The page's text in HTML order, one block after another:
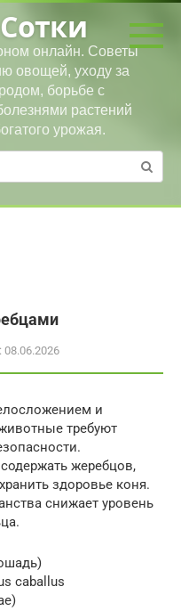
онлайн. Советы
овощей, уходу за
борьбе с
растений
урожая.
08.06.2026
и
требуют
жеребцов,
здоровье коня.
снижает уровень
caballus